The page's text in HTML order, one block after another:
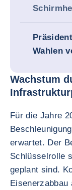
Wahlen
Wachstum
Für die Jahre
erwartet. Der
Schlüsselrolle
geplant sind.
Eisenerzabbau